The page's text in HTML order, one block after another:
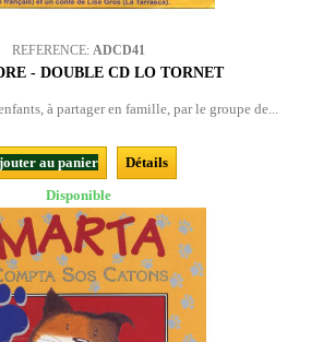
REFERENCE: ADCD41
- DOUBLE CD LO TORNET
à partager en famille, par le groupe de...
au panier
Détails
Disponible